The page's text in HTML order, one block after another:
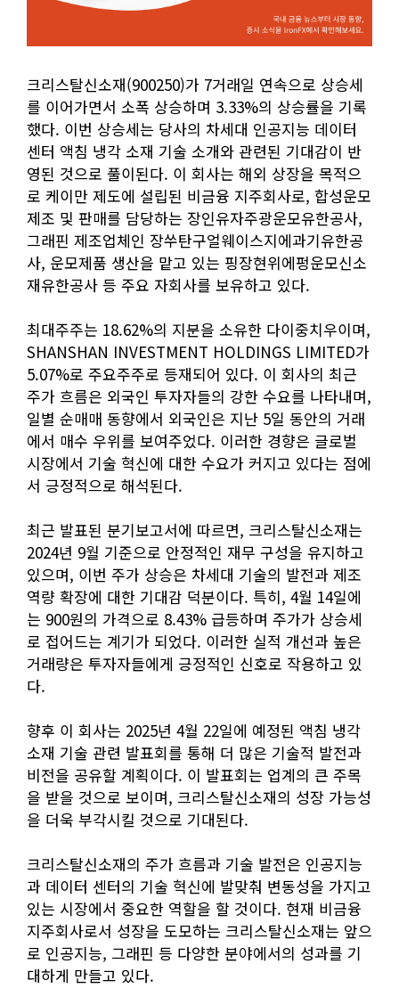
크리스탈신소재(900250)가 7거래일 연속으로 상승세
를 이어가면서 소폭 상승하며 3.33%의 상승률을 기록
했다. 이번 상승세는 당사의 차세대 인공지능 데이터
센터 액침 냉각 소재 기술 소개와 관련된 기대감이 반
영된 것으로 풀이된다. 이 회사는 해외 상장을 목적으
로 케이만 제도에 설립된 비금융 지주회사로, 합성운모
제조 및 판매를 담당하는 장인유자주광운모유한공사,
그래핀 제조업체인 장쑤탄구얼웨이스지에과기유한공
사, 운모제품 생산을 맡고 있는 핑장현위에펑운모신소
재유한공사 등 주요 자회사를 보유하고 있다.
최대주주는 18.62%의 지분을 소유한 다이중치우이며,
SHANSHAN INVESTMENT HOLDINGS LIMITED가
5.07%로 주요주주로 등재되어 있다. 이 회사의 최근
주가 흐름은 외국인 투자자들의 강한 수요를 나타내며,
일별 순매매 동향에서 외국인은 지난 5일 동안의 거래
에서 매수 우위를 보여주었다. 이러한 경향은 글로벌
시장에서 기술 혁신에 대한 수요가 커지고 있다는 점에
서 긍정적으로 해석된다.
최근 발표된 분기보고서에 따르면, 크리스탈신소재는
2024년 9월 기준으로 안정적인 재무 구성을 유지하고
있으며, 이번 주가 상승은 차세대 기술의 발전과 제조
역량 확장에 대한 기대감 덕분이다. 특히, 4월 14일에
는 900원의 가격으로 8.43% 급등하며 주가가 상승세
로 접어드는 계기가 되었다. 이러한 실적 개선과 높은
거래량은 투자자들에게 긍정적인 신호로 작용하고 있
다.
향후 이 회사는 2025년 4월 22일에 예정된 액침 냉각
소재 기술 관련 발표회를 통해 더 많은 기술적 발전과
비전을 공유할 계획이다. 이 발표회는 업계의 큰 주목
을 받을 것으로 보이며, 크리스탈신소재의 성장 가능성
을 더욱 부각시킬 것으로 기대된다.
크리스탈신소재의 주가 흐름과 기술 발전은 인공지능
과 데이터 센터의 기술 혁신에 발맞춰 변동성을 가지고
있는 시장에서 중요한 역할을 할 것이다. 현재 비금융
지주회사로서 성장을 도모하는 크리스탈신소재는 앞으
로 인공지능, 그래핀 등 다양한 분야에서의 성과를 기
대하게 만들고 있다.